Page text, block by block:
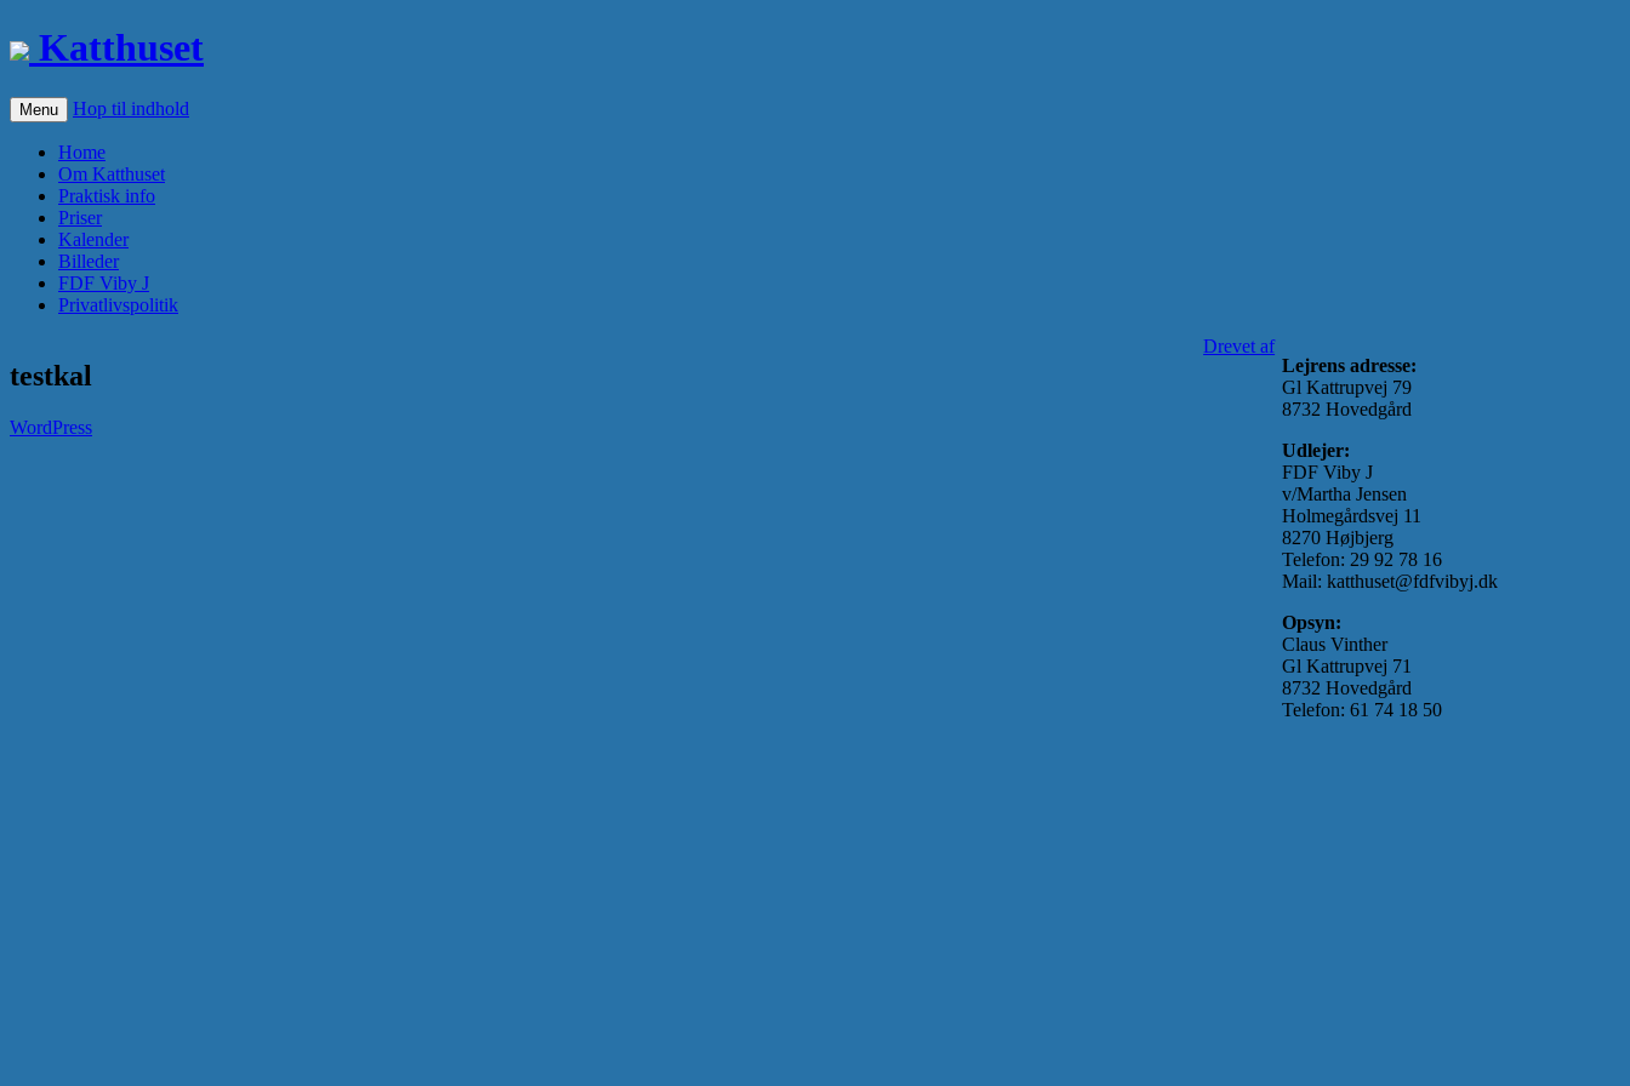
Katthuset
Menu Hop til indhold
Home
Om Katthuset
Praktisk info
Priser
Kalender
Billeder
FDF Viby J
Privatlivspolitik
testkal
Lejrens adresse:
Gl Kattrupvej 79
8732 Hovedgård
Udlejer:
FDF Viby J
v/Martha Jensen
Holmegårdsvej 11
8270 Højbjerg
Telefon: 29 92 78 16
Mail: katthuset@fdfvibyj.dk
Opsyn:
Claus Vinther
Gl Kattrupvej 71
8732 Hovedgård
Telefon: 61 74 18 50
Drevet af
WordPress